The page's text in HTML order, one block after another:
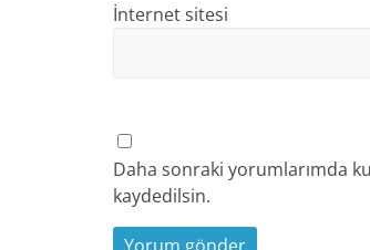
İnternet sitesi
Daha sonraki yorumlarımda
kaydedilsin.